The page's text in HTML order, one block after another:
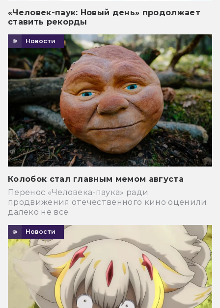
«Человек-паук: Новый день» продолжает
ставить рекорды
Новости
Колобок стал главным мемом августа
Перенос «Человека-паука» ради
продвижения отечественного кино оценили
далеко не все.
Новости